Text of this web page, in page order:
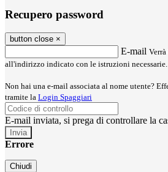
Recupero password
button close ×
E-mail
all'indirizzo indicato con le istruzioni necessarie.
Non hai una e-mail associata al nome utente?
tramite la Login Spaggiari
E-mail inviata, si prega di controllare la
Errore
Chiudi